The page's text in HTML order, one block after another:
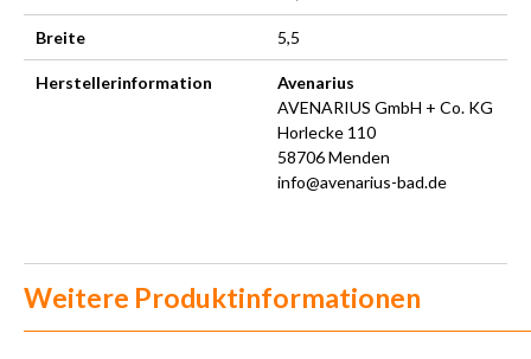
Breite 5,5
Herstellerinformation
Avenarius
AVENARIUS GmbH + Co. KG
Horlecke 110
58706 Menden
info@avenarius-bad.de
Weitere Produktinformationen